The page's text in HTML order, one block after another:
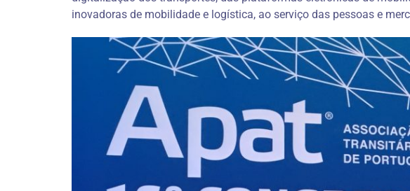
inovadoras de mobilidade e logística, ao serviço das pessoas e